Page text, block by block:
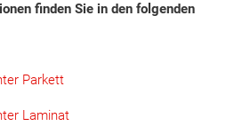
finden Sie in den folgenden
Parkett
Laminat